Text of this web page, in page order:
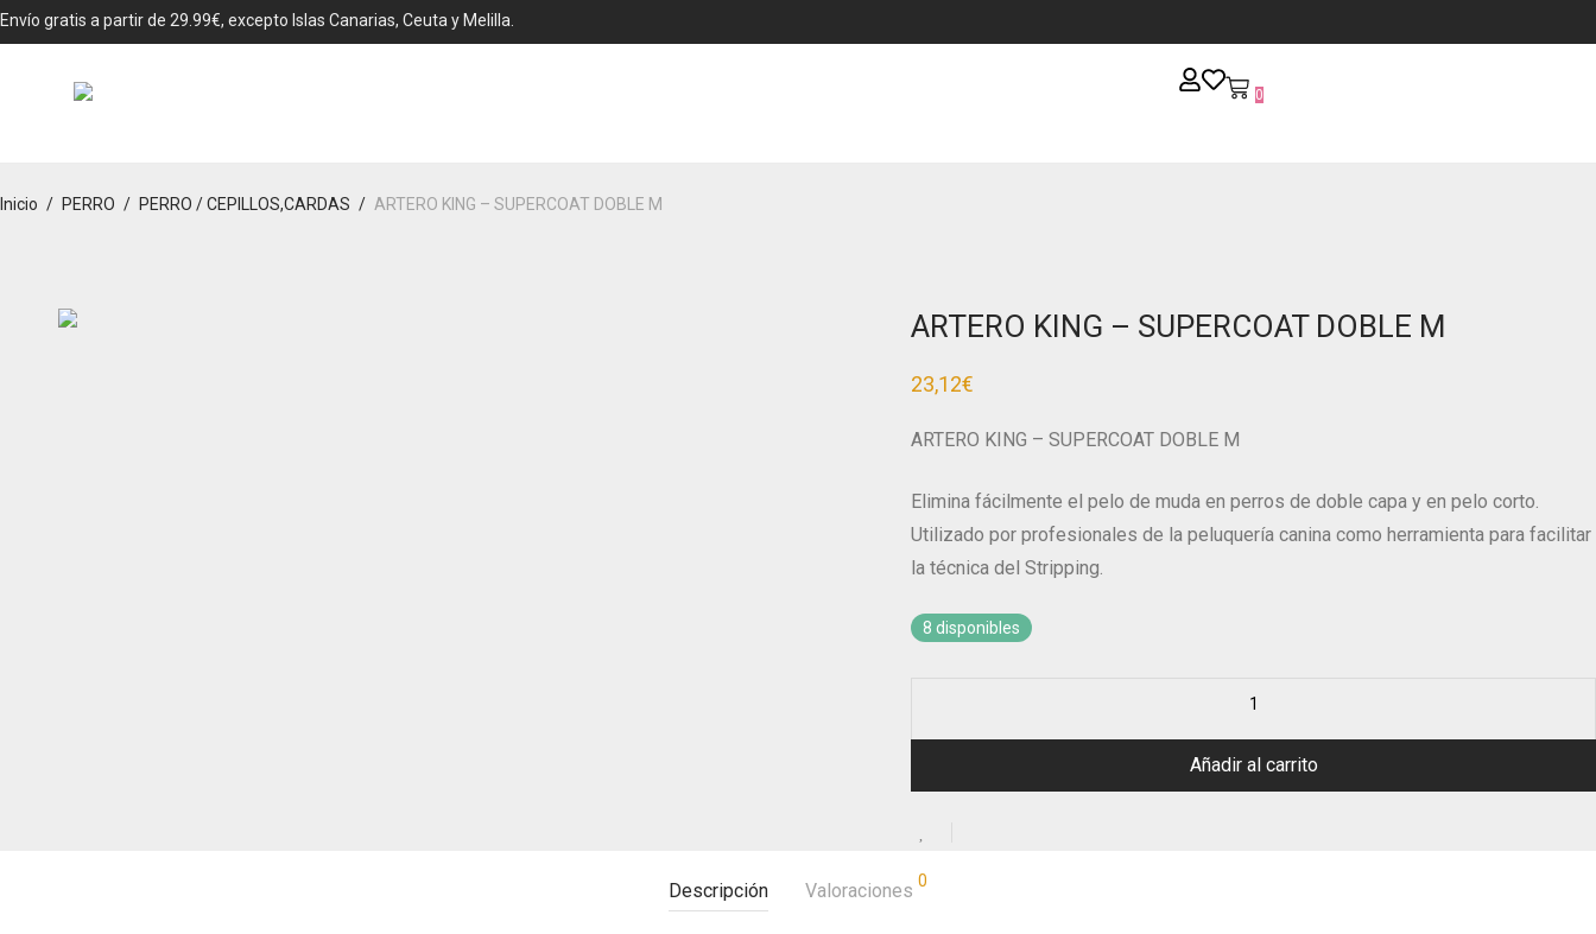
Envío gratis a partir de 29.99€, excepto Islas Canarias, Ceuta y Melilla.
0
Inicio / PERRO / PERRO / CEPILLOS,CARDAS / ARTERO KING – SUPERCOAT DOBLE M
ARTERO KING – SUPERCOAT DOBLE M
23,12€
ARTERO KING – SUPERCOAT DOBLE M
Elimina fácilmente el pelo de muda en perros de doble capa y en pelo corto.
Utilizado por profesionales de la peluquería canina como herramienta para facilitar
la técnica del Stripping.
8 disponibles
Añadir al carrito
Descripción Valoraciones 0